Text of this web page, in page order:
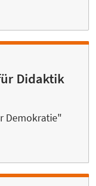
Didaktik
Demokratie"